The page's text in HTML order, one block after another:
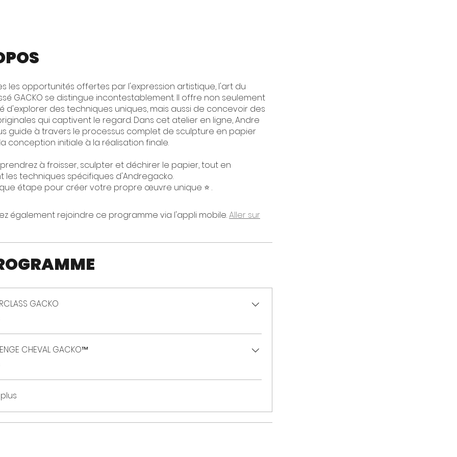
les opportunités offertes par l'expression artistique, l'art du
GACKO se distingue incontestablement. Il offre non seulement
d'explorer des techniques uniques, mais aussi de concevoir des
qui captivent le regard. Dans cet atelier en ligne, Andre
guide à travers le processus complet de sculpture en papier
conception initiale à la réalisation finale.
à froisser, sculpter et déchirer le papier, tout en
les techniques spécifiques d'Andregacko.
étape pour créer votre propre œuvre unique ⭐ .
également rejoindre ce programme via l'appli mobile.Aller sur
GACKO
CHEVAL GACKO™